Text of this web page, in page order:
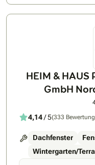
gründliche
Vorfertigungsgrad
Kooperation mit den
spart Zeit und bringt
eingespieltes Team
HEIM &
GmbH
4,14/ 5(333
Dachfenster
Wintergarten/